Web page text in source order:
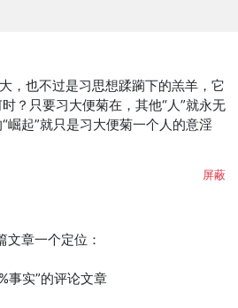
，也不过是习思想蹂躏下的羔羊，它
？只要习大便菊在，其他“人”就永无
崛起”就只是习大便菊一个人的意淫
屏蔽
章一个定位：
事实”的评论文章